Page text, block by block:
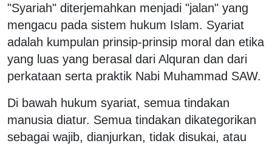
"Syariah" diterjemahkan menjadi "jalan" yang
mengacu pada sistem hukum Islam. Syariat
adalah kumpulan prinsip-prinsip moral dan etika
yang luas yang berasal dari Alquran dan dari
perkataan serta praktik Nabi Muhammad SAW.
Di bawah hukum syariat, semua tindakan
manusia diatur. Semua tindakan dikategorikan
sebagai wajib, dianjurkan, tidak disukai, atau